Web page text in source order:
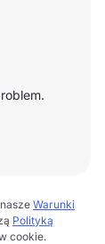
Warunki
Polityką
cookie.